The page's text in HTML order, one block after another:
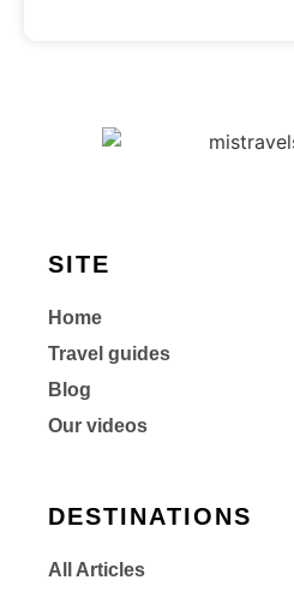
SITE
Home
Travel guides
Blog
Our videos
DESTINATIONS
All Articles